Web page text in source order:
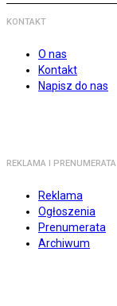
KONTAKT
O nas
Kontakt
Napisz do nas
REKLAMA I PRENUMERATA
Reklama
Ogłoszenia
Prenumerata
Archiwum